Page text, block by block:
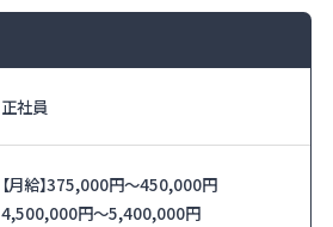
正社員
【月給】375,000円〜450,000円
4,500,000円〜5,400,000円